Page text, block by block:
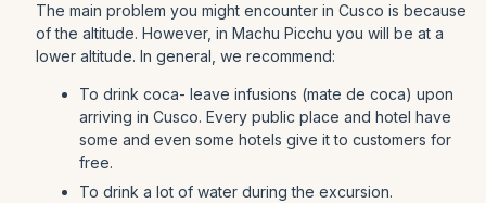
The main problem you might encounter in Cusco is because
of the altitude. However, in Machu Picchu you will be at a
lower altitude. In general, we recommend:
To drink coca- leave infusions (mate de coca) upon
arriving in Cusco. Every public place and hotel have
some and even some hotels give it to customers for
free.
To drink a lot of water during the excursion.